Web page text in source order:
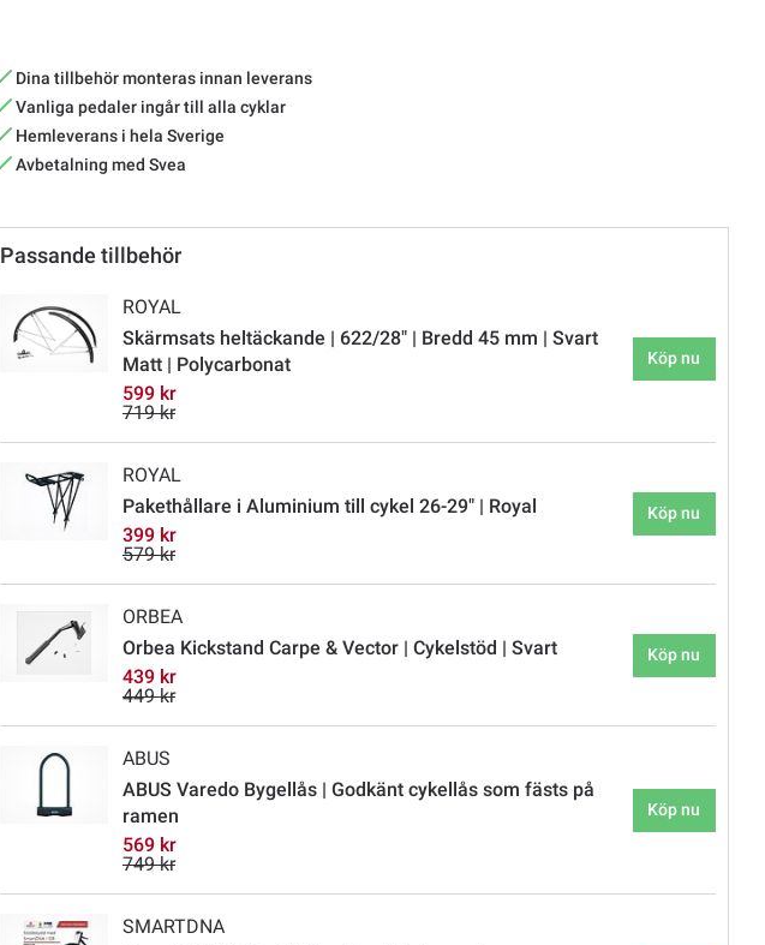
Dina tillbehör monteras innan leverans
Vanliga pedaler ingår till alla cyklar
Hemleverans i hela Sverige
Avbetalning med Svea
Passande tillbehör
ROYAL
Skärmsats heltäckande | 622/28" | Bredd 45 mm | Svart
Matt | Polycarbonat
599 kr
719 kr
Köp nu
ROYAL
Pakethållare i Aluminium till cykel 26-29" | Royal
399 kr
579 kr
Köp nu
ORBEA
Orbea Kickstand Carpe & Vector | Cykelstöd | Svart
439 kr
449 kr
Köp nu
ABUS
ABUS Varedo Bygellås | Godkänt cykellås som fästs på
ramen
569 kr
749 kr
Köp nu
SMARTDNA